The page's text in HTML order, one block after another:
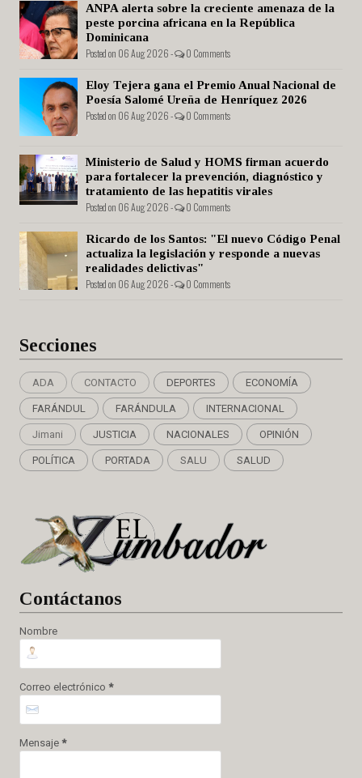
ANPA alerta sobre la creciente amenaza de la
peste porcina africana en la República
Dominicana
Posted on 06 Aug 2026 - 0 Comments
Eloy Tejera gana el Premio Anual Nacional de
Poesía Salomé Ureña de Henríquez 2026
Posted on 06 Aug 2026 - 0 Comments
Ministerio de Salud y HOMS firman acuerdo
para fortalecer la prevención, diagnóstico y
tratamiento de las hepatitis virales
Posted on 06 Aug 2026 - 0 Comments
Ricardo de los Santos: "El nuevo Código Penal
actualiza la legislación y responde a nuevas
realidades delictivas"
Posted on 06 Aug 2026 - 0 Comments
Secciones
ADA CONTACTO DEPORTES ECONOMÍA
FARÁNDUL FARÁNDULA INTERNACIONAL
Jimani JUSTICIA NACIONALES OPINIÓN
POLÍTICA PORTADA SALU SALUD
Contáctanos
Nombre
Correo electrónico *
Mensaje *